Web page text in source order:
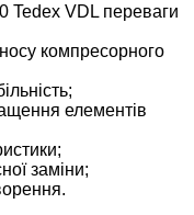
Tedex VDL переваги
компресорного
елементів
заміни;